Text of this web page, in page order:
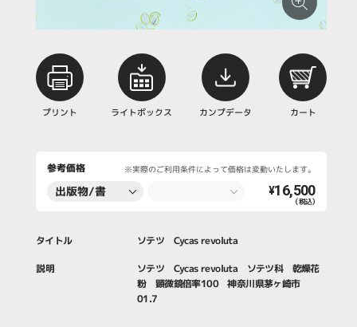
プリント ライトボックス カンプデータ カート
参考価格 ※実際のご利用条件によって価格は変動いたします。
出版物/書
¥16,500
（税込）
タイトル ソテツ Cycas revoluta
説明
ソテツ Cycas revoluta ソテツ科 乾燥花
粉 顕微鏡倍率100 神奈川県茅ヶ崎市
01.7